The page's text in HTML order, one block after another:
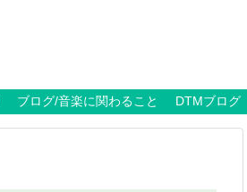
ブログ/音楽に関わること DTMブログ